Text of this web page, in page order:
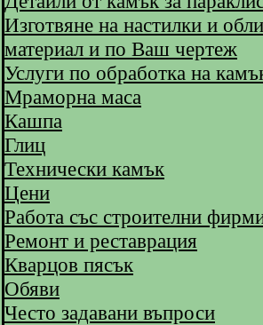
Изготвяне на настилки и
материал и по Ваш чертеж
Услуги по обработка на
Мраморна маса
Кашпа
Глиц
Технически камък
Цени
Работа със строителни
Ремонт и реставрация
Кварцов пясък
Обяви
Често задавани въпроси